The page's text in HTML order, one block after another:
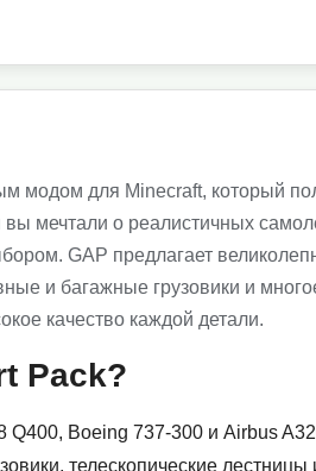
модом для Minecraft, который
мечтали о реалистичных
GAP предлагает
и багажные грузовики и
качество каждой детали.
Pack?
Q400, Boeing 737-300 и Airbus
телескопические лестницы